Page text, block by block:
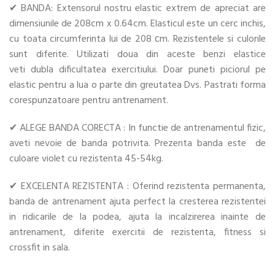
✔ BANDA: Extensorul nostru elastic extrem de apreciat are
dimensiunile de 208cm x 0.64cm. Elasticul este un cerc inchis,
cu toata circumferinta lui de 208 сm. Rezistentele si culorile
sunt diferite. Utilizati doua din aceste benzi elastice
veti dubla dificultatea exercitiului. Doar puneti piciorul pe
elastic pentru a lua o parte din greutatea Dvs. Pastrati forma
corespunzatoare pentru antrenament.
✔ ALEGE BANDA CORECTA : In functie de antrenamentul fizic,
aveti nevoie de banda potrivita. Prezenta banda este de
culoare violet cu rezistenta 45-54kg.
✔ EXCELENTA REZISTENTA : Oferind rezistenta permanenta,
banda de antrenament ajuta perfect la cresterea rezistentei
in ridicarile de la podea, ajuta la incalzirerea inainte de
antrenament, diferite exercitii de rezistenta, fitness si
crossfit in sala.